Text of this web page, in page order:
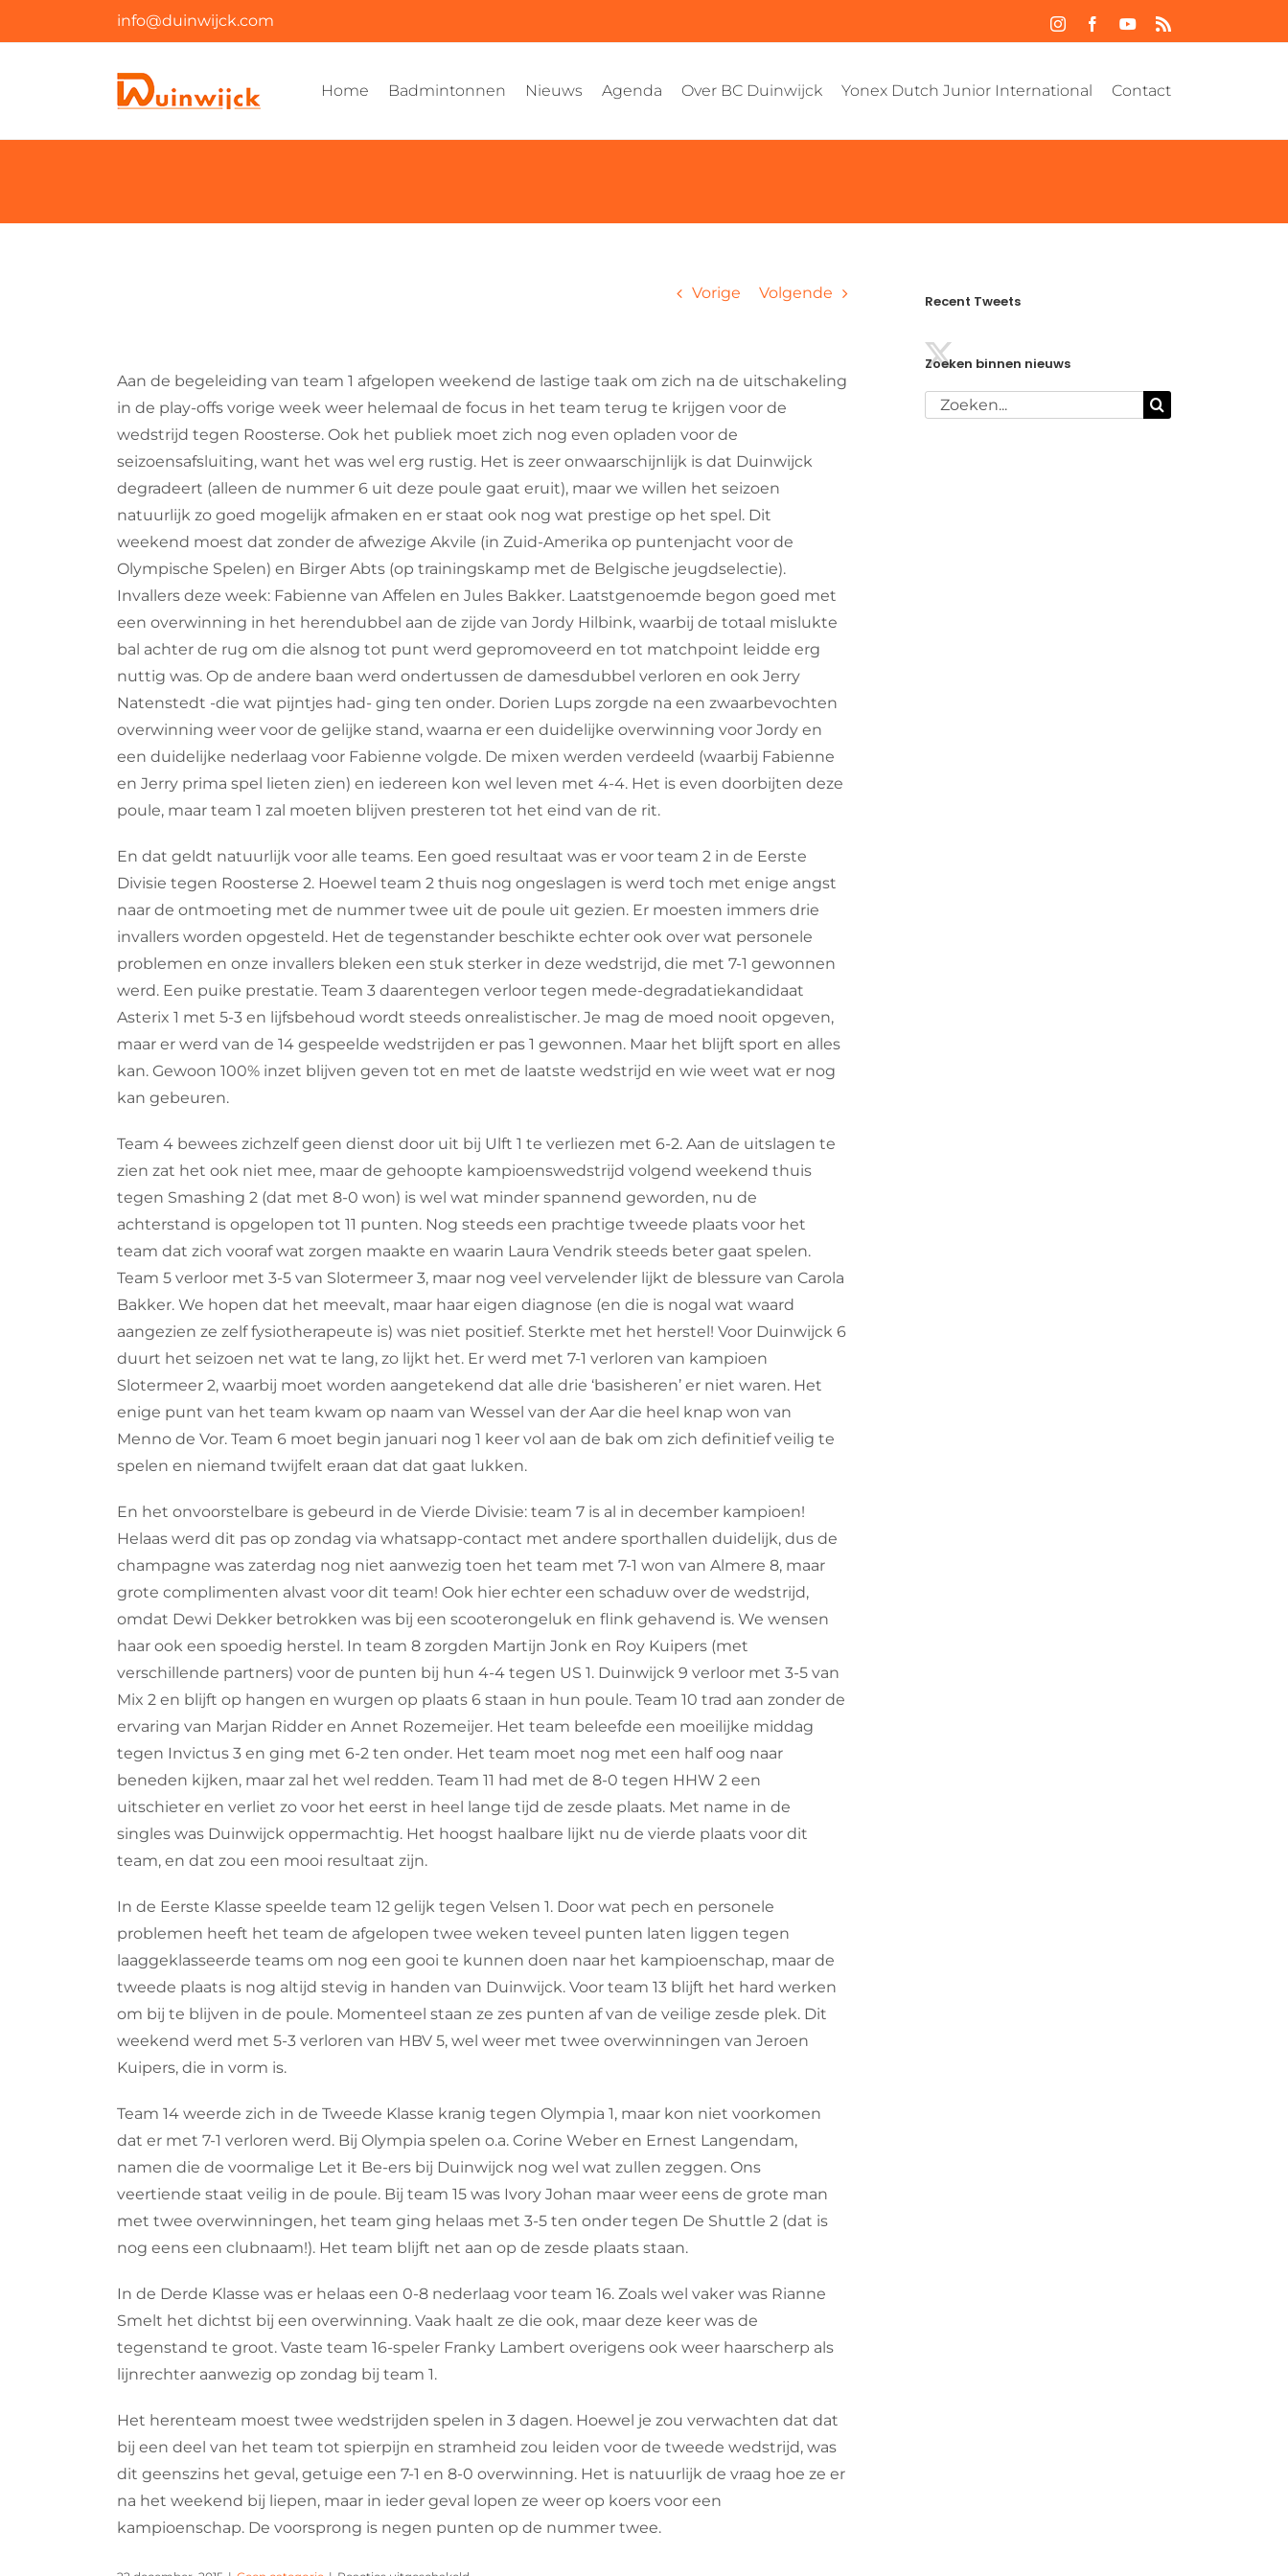
naar
info@duinwijck.com InstagramFacebookYouTube
Home Badmintonnen Nieuws Agenda Over BC Duinwijck Yonex Dutch Junior International Contact
Vorige Volgende
Aan de begeleiding van team 1 afgelopen weekend de lastige taak om zich na de uitschakeling
in de play-offs vorige week weer helemaal de focus in het team terug te krijgen voor de
wedstrijd tegen Roosterse. Ook het publiek moet zich nog even opladen voor de
seizoensafsluiting, want het was wel erg rustig. Het is zeer onwaarschijnlijk is dat Duinwijck
degradeert (alleen de nummer 6 uit deze poule gaat eruit), maar we willen het seizoen
natuurlijk zo goed mogelijk afmaken en er staat ook nog wat prestige op het spel. Dit
weekend moest dat zonder de afwezige Akvile (in Zuid-Amerika op puntenjacht voor de
Olympische Spelen) en Birger Abts (op trainingskamp met de Belgische jeugdselectie).
Invallers deze week: Fabienne van Affelen en Jules Bakker. Laatstgenoemde begon goed met
een overwinning in het herendubbel aan de zijde van Jordy Hilbink, waarbij de totaal mislukte
bal achter de rug om die alsnog tot punt werd gepromoveerd en tot matchpoint leidde erg
nuttig was. Op de andere baan werd ondertussen de damesdubbel verloren en ook Jerry
Natenstedt -die wat pijntjes had- ging ten onder. Dorien Lups zorgde na een zwaarbevochten
overwinning weer voor de gelijke stand, waarna er een duidelijke overwinning voor Jordy en
een duidelijke nederlaag voor Fabienne volgde. De mixen werden verdeeld (waarbij Fabienne
en Jerry prima spel lieten zien) en iedereen kon wel leven met 4-4. Het is even doorbijten deze
poule, maar team 1 zal moeten blijven presteren tot het eind van de rit.
En dat geldt natuurlijk voor alle teams. Een goed resultaat was er voor team 2 in de Eerste
Divisie tegen Roosterse 2. Hoewel team 2 thuis nog ongeslagen is werd toch met enige angst
naar de ontmoeting met de nummer twee uit de poule uit gezien. Er moesten immers drie
invallers worden opgesteld. Het de tegenstander beschikte echter ook over wat personele
problemen en onze invallers bleken een stuk sterker in deze wedstrijd, die met 7-1 gewonnen
werd. Een puike prestatie. Team 3 daarentegen verloor tegen mede-degradatiekandidaat
Asterix 1 met 5-3 en lijfsbehoud wordt steeds onrealistischer. Je mag de moed nooit opgeven,
maar er werd van de 14 gespeelde wedstrijden er pas 1 gewonnen. Maar het blijft sport en alles
kan. Gewoon 100% inzet blijven geven tot en met de laatste wedstrijd en wie weet wat er nog
kan gebeuren.
Team 4 bewees zichzelf geen dienst door uit bij Ulft 1 te verliezen met 6-2. Aan de uitslagen te
zien zat het ook niet mee, maar de gehoopte kampioenswedstrijd volgend weekend thuis
tegen Smashing 2 (dat met 8-0 won) is wel wat minder spannend geworden, nu de
achterstand is opgelopen tot 11 punten. Nog steeds een prachtige tweede plaats voor het
team dat zich vooraf wat zorgen maakte en waarin Laura Vendrik steeds beter gaat spelen.
Team 5 verloor met 3-5 van Slotermeer 3, maar nog veel vervelender lijkt de blessure van Carola
Bakker. We hopen dat het meevalt, maar haar eigen diagnose (en die is nogal wat waard
aangezien ze zelf fysiotherapeute is) was niet positief. Sterkte met het herstel! Voor Duinwijck 6
duurt het seizoen net wat te lang, zo lijkt het. Er werd met 7-1 verloren van kampioen
Slotermeer 2, waarbij moet worden aangetekend dat alle drie ‘basisheren’ er niet waren. Het
enige punt van het team kwam op naam van Wessel van der Aar die heel knap won van
Menno de Vor. Team 6 moet begin januari nog 1 keer vol aan de bak om zich definitief veilig te
spelen en niemand twijfelt eraan dat dat gaat lukken.
En het onvoorstelbare is gebeurd in de Vierde Divisie: team 7 is al in december kampioen!
Helaas werd dit pas op zondag via whatsapp-contact met andere sporthallen duidelijk, dus de
champagne was zaterdag nog niet aanwezig toen het team met 7-1 won van Almere 8, maar
grote complimenten alvast voor dit team! Ook hier echter een schaduw over de wedstrijd,
omdat Dewi Dekker betrokken was bij een scooterongeluk en flink gehavend is. We wensen
haar ook een spoedig herstel. In team 8 zorgden Martijn Jonk en Roy Kuipers (met
verschillende partners) voor de punten bij hun 4-4 tegen US 1. Duinwijck 9 verloor met 3-5 van
Mix 2 en blijft op hangen en wurgen op plaats 6 staan in hun poule. Team 10 trad aan zonder de
ervaring van Marjan Ridder en Annet Rozemeijer. Het team beleefde een moeilijke middag
tegen Invictus 3 en ging met 6-2 ten onder. Het team moet nog met een half oog naar
beneden kijken, maar zal het wel redden. Team 11 had met de 8-0 tegen HHW 2 een
uitschieter en verliet zo voor het eerst in heel lange tijd de zesde plaats. Met name in de
singles was Duinwijck oppermachtig. Het hoogst haalbare lijkt nu de vierde plaats voor dit
team, en dat zou een mooi resultaat zijn.
In de Eerste Klasse speelde team 12 gelijk tegen Velsen 1. Door wat pech en personele
problemen heeft het team de afgelopen twee weken teveel punten laten liggen tegen
laaggeklasseerde teams om nog een gooi te kunnen doen naar het kampioenschap, maar de
tweede plaats is nog altijd stevig in handen van Duinwijck. Voor team 13 blijft het hard werken
om bij te blijven in de poule. Momenteel staan ze zes punten af van de veilige zesde plek. Dit
weekend werd met 5-3 verloren van HBV 5, wel weer met twee overwinningen van Jeroen
Kuipers, die in vorm is.
Team 14 weerde zich in de Tweede Klasse kranig tegen Olympia 1, maar kon niet voorkomen
dat er met 7-1 verloren werd. Bij Olympia spelen o.a. Corine Weber en Ernest Langendam,
namen die de voormalige Let it Be-ers bij Duinwijck nog wel wat zullen zeggen. Ons
veertiende staat veilig in de poule. Bij team 15 was Ivory Johan maar weer eens de grote man
met twee overwinningen, het team ging helaas met 3-5 ten onder tegen De Shuttle 2 (dat is
nog eens een clubnaam!). Het team blijft net aan op de zesde plaats staan.
In de Derde Klasse was er helaas een 0-8 nederlaag voor team 16. Zoals wel vaker was Rianne
Smelt het dichtst bij een overwinning. Vaak haalt ze die ook, maar deze keer was de
tegenstand te groot. Vaste team 16-speler Franky Lambert overigens ook weer haarscherp als
lijnrechter aanwezig op zondag bij team 1.
Het herenteam moest twee wedstrijden spelen in 3 dagen. Hoewel je zou verwachten dat dat
bij een deel van het team tot spierpijn en stramheid zou leiden voor de tweede wedstrijd, was
dit geenszins het geval, getuige een 7-1 en 8-0 overwinning. Het is natuurlijk de vraag hoe ze er
na het weekend bij liepen, maar in ieder geval lopen ze weer op koers voor een
kampioenschap. De voorsprong is negen punten op de nummer twee.
Recent Tweets
Zoeken binnen nieuws
Zoeken